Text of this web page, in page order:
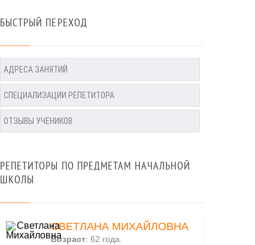
БЫСТРЫЙ ПЕРЕХОД
АДРЕСА ЗАНЯТИЙ
СПЕЦИАЛИЗАЦИИ РЕПЕТИТОРА
ОТЗЫВЫ УЧЕНИКОВ
РЕПЕТИТОРЫ ПО ПРЕДМЕТАМ НАЧАЛЬНОЙ
ШКОЛЫ
СВЕТЛАНА МИХАЙЛОВНА
Возраст: 62 года.